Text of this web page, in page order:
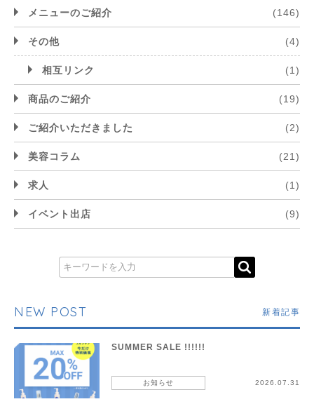
メニューのご紹介 (146)
その他 (4)
相互リンク (1)
商品のご紹介 (19)
ご紹介いただきました (2)
美容コラム (21)
求人 (1)
イベント出店 (9)
NEW POST 新着記事
SUMMER SALE !!!!!!
お知らせ 2026.07.31